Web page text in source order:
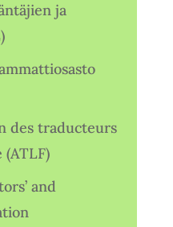
ja
des traducteurs
and